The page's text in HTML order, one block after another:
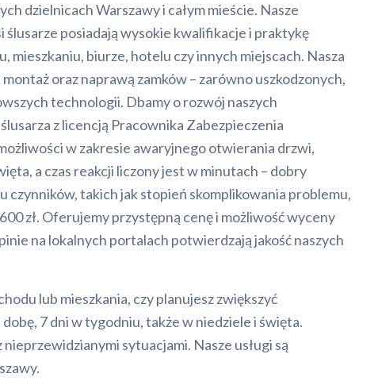
dzielnicach Warszawy i całym mieście. Nasze
posiadają wysokie kwalifikacje i praktykę
biurze, hotelu czy innych miejscach. Nasza
oraz naprawą zamków – zarówno uszkodzonych,
technologii. Dbamy o rozwój naszych
z licencją Pracownika Zabezpieczenia
w zakresie awaryjnego otwierania drzwi,
a czas reakcji liczony jest w minutach – dobry
czynników, takich jak stopień skomplikowania problemu,
zł. Oferujemy przystępną cenę i możliwość wyceny
na lokalnych portalach potwierdzają jakość naszych
lub mieszkania, czy planujesz zwiększyć
7 dni w tygodniu, także w niedziele i święta.
sytuacjami. Nasze usługi są